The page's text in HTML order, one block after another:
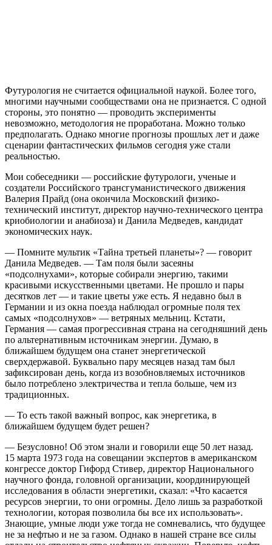
Футурология не считается официальной наукой. Более того,
многими научными сообществами она не признается. С одной
стороны, это понятно — проводить эксперименты
невозможно, методология не проработана. Можно только
предполагать. Однако многие прогнозы прошлых лет и даже
сценарии фантастических фильмов сегодня уже стали
реальностью.
Мои собеседники — российские футурологи, ученые и
создатели Российского трансгуманистического движения
Валерия Прайд (она окончила Московский физико-
технический институт, директор научно-технического центра
криобиологии и анабиоза) и Данила Медведев, кандидат
экономических наук.
— Помните мультик «Тайна третьей планеты»? — говорит
Данила Медведев. — Там поля были засеяны
«подсолнухами», которые собирали энергию, такими
красивыми искусственными цветами. Не прошло и пары
десятков лет — и такие цветы уже есть. Я недавно был в
Германии и из окна поезда наблюдал огромные поля тех
самых «подсолнухов» — ветряных мельниц. Кстати,
Германия — самая прогрессивная страна на сегодняшний день
по альтернативным источникам энергии. Думаю, в
ближайшем будущем она станет энергетической
сверхдержавой. Буквально пару месяцев назад там был
зафиксирован день, когда из возобновляемых источников
было потреблено электричества и тепла больше, чем из
традиционных.
— То есть такой важный вопрос, как энергетика, в
ближайшем будущем будет решен?
— Безусловно! Об этом знали и говорили еще 50 лет назад.
15 марта 1973 года на совещании экспертов в американском
конгрессе доктор Гифорд Стивер, директор Национального
научного фонда, головной организации, координирующей
исследования в области энергетики, сказал: «Что касается
ресурсов энергии, то они огромны. Дело лишь за разработкой
технологии, которая позволила бы все их использовать».
Знающие, умные люди уже тогда не сомневались, что будущее
не за нефтью и не за газом. Однако в нашей стране все силы